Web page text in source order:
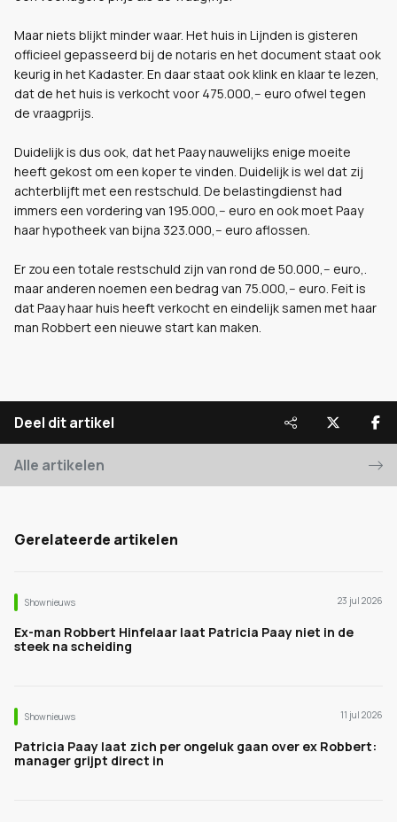
Maar niets blijkt minder waar. Het huis in Lijnden is gisteren
officieel gepasseerd bij de notaris en het document staat ook
keurig in het Kadaster. En daar staat ook klink en klaar te lezen,
dat de het huis is verkocht voor 475.000,-- euro ofwel tegen
de vraagprijs.
Duidelijk is dus ook, dat het Paay nauwelijks enige moeite
heeft gekost om een koper te vinden. Duidelijk is wel dat zij
achterblijft met een restschuld. De belastingdienst had
immers een vordering van 195.000,-- euro en ook moet Paay
haar hypotheek van bijna 323.000,-- euro aflossen.
Er zou een totale restschuld zijn van rond de 50.000,-- euro,.
maar anderen noemen een bedrag van 75.000,-- euro. Feit is
dat Paay haar huis heeft verkocht en eindelijk samen met haar
man Robbert een nieuwe start kan maken.
Deel dit artikel
Alle artikelen
Gerelateerde artikelen
Shownieuws 23 jul 2026
Ex-man Robbert Hinfelaar laat Patricia Paay niet in de
steek na scheiding
Shownieuws 11 jul 2026
Patricia Paay laat zich per ongeluk gaan over ex Robbert:
manager grijpt direct in